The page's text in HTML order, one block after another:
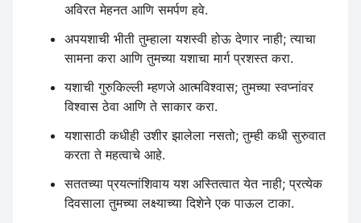
अविरत मेहनत आणि समर्पण हवे.
अपयशाची भीती तुम्हाला यशस्वी होऊ देणार नाही; त्याचा
सामना करा आणि तुमच्या यशाचा मार्ग प्रशस्त करा.
यशाची गुरुकिल्ली म्हणजे आत्मविश्वास; तुमच्या स्वप्नांवर
विश्वास ठेवा आणि ते साकार करा.
यशासाठी कधीही उशीर झालेला नसतो; तुम्ही कधी सुरुवात
करता ते महत्वाचे आहे.
सततच्या प्रयत्नांशिवाय यश अस्तित्वात येत नाही; प्रत्येक
दिवसाला तुमच्या लक्ष्याच्या दिशेने एक पाऊल टाका.